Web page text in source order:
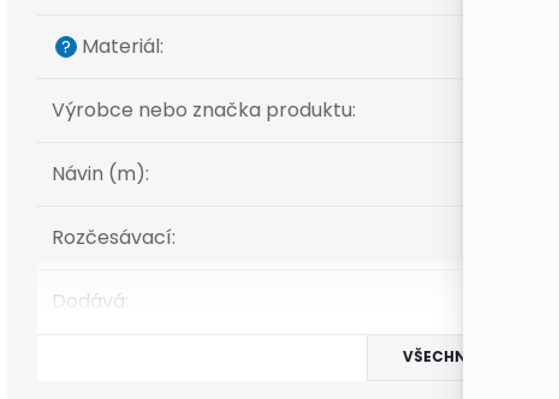
? Materiál:
Výrobce nebo značka produktu:
Návin (m):
Rozčesávací:
Dodává:
VŠECHNY